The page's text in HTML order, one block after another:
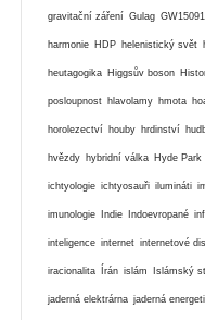
gravitační záření Gulag
harmonie HDP helenistický svět
heutagogika Higgsův boson
posloupnost hlavolamy hmota
horolezectví houby hrdinství
hvězdy hybridní válka Hyde Park
ichtyologie ichtyosauři ilumináti
imunologie Indie Indoevropané
inteligence internet internetové
iracionalita Írán islám Islámský
jaderná elektrárna jaderná